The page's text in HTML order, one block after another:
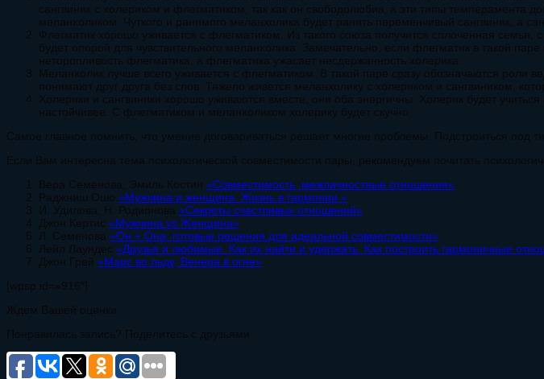
сангвиник с холериком и флегматиком, так как он свободолюбив, а эти типы темперамента
меланхоликом. Чуткого и ранимого меланхолика будет ранить переменчивый сангвиник, а
Флегматик хорошо уживается с флегматиком. Из такого союза получится сплоченная
будет опорой для чувствительного меланхолика. Замечательно, если флегматик в такой
неторопливость флегматика, а флегматика ужасает несдержанность холерика.
Меланхолик лучше всего уживается с флегматиком. В такой паре сразу обозначаются
понимают друг друга без слов. Тяжело живется меланхолику с холериком и сангвиником,
Холерики и сангвиники хорошо уживаются вместе, они оба энергичны. Холерик будет
настойчивее. С флегматиком и меланхоликом холерику будет скучно.
Самое главное помнить, что умение договариваться решает многие проблемы. Подстроиться под
Если Вам интересна тема психологической совместимости пары, рекомендуем почитать
Вера Семенова, Эмиль Костин «Совместимость, межличностные отношения»
Раджниш Ошо «Мужчина и женщина. Жизнь в гармонии «
И. Удилова, Н. Родионова «Секреты счастливых отношений»
Джон Кертис «Мужчина vs Женщина»
Л. Семенова «Он + Она: готовые решения для идеальной совместимости»
Лейл Лаундес «Друзья и любимые. Как их найти и удержать. Как построить гармоничные
Джон Грей «Марс во льду, Венера в огне»
[wpsp id=»916″]
Ждем Вашей оценки
Понравилась запись? Поделитесь с друзьями